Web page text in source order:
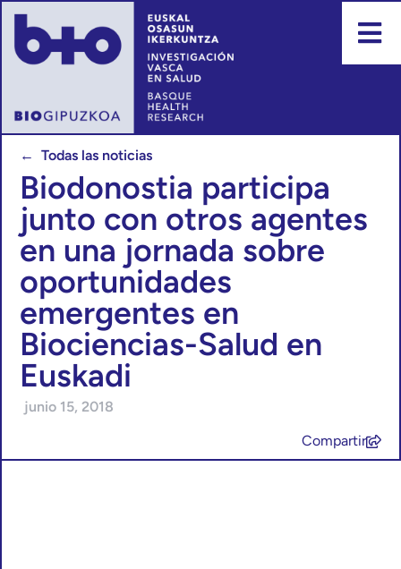
← Todas las noticias
Biodonostia participa
junto con otros agentes
en una jornada sobre
oportunidades
emergentes en
Biociencias-Salud en
Euskadi
junio 15, 2018
Compartir